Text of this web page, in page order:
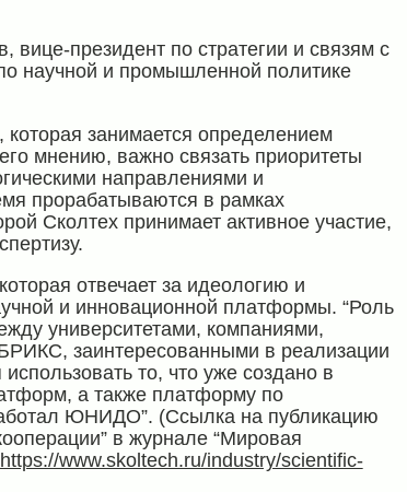
президент по стратегии и связям с
научной и промышленной политике
которая занимается определением
мнению, важно связать приоритеты
направлениями и
прорабатываются в рамках
Сколтех принимает активное участие,
отвечает за идеологию и
и инновационной платформы. “Роль
университетами, компаниями,
заинтересованными в реализации
то, что уже создано в
а также платформу по
ЮНИДО”. (Ссылка на публикацию
в журнале “Мировая
https://www.skoltech.ru/industry/scientific-